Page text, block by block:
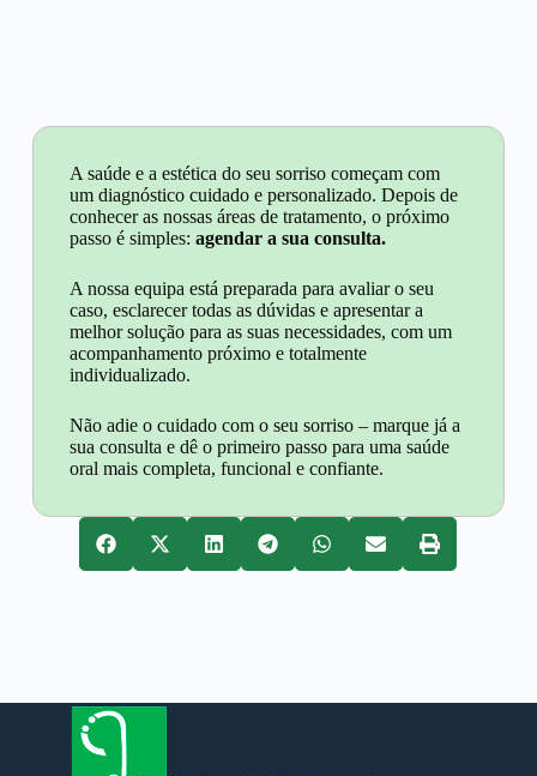
A saúde e a estética do seu sorriso começam com
um diagnóstico cuidado e personalizado. Depois de
conhecer as nossas áreas de tratamento, o próximo
passo é simples: agendar a sua consulta.
A nossa equipa está preparada para avaliar o seu
caso, esclarecer todas as dúvidas e apresentar a
melhor solução para as suas necessidades, com um
acompanhamento próximo e totalmente
individualizado.
Não adie o cuidado com o seu sorriso – marque já a
sua consulta e dê o primeiro passo para uma saúde
oral mais completa, funcional e confiante.